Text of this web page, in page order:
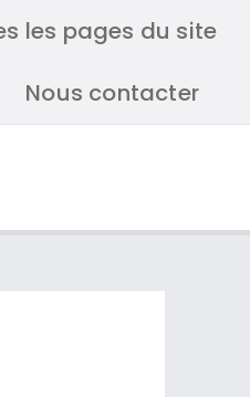
les pages du site
Nous contacter